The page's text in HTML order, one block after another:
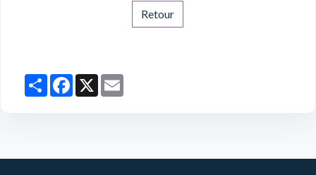
Retour
PartagerFacebook
X